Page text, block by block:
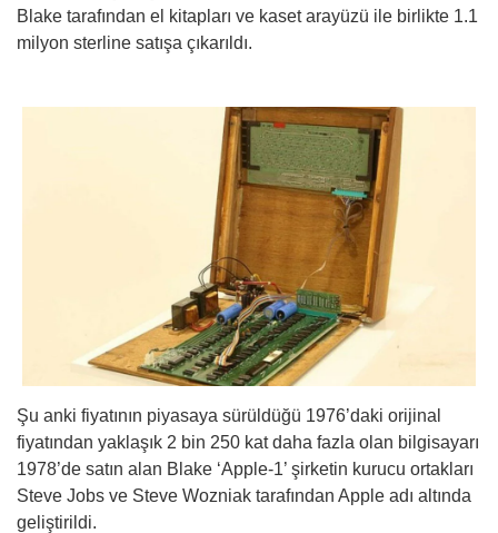
Blake tarafından el kitapları ve kaset arayüzü ile birlikte 1.1
milyon sterline satışa çıkarıldı.
Şu anki fiyatının piyasaya sürüldüğü 1976’daki orijinal
fiyatından yaklaşık 2 bin 250 kat daha fazla olan bilgisayarı
1978’de satın alan Blake ‘Apple-1’ şirketin kurucu ortakları
Steve Jobs ve Steve Wozniak tarafından Apple adı altında
geliştirildi.